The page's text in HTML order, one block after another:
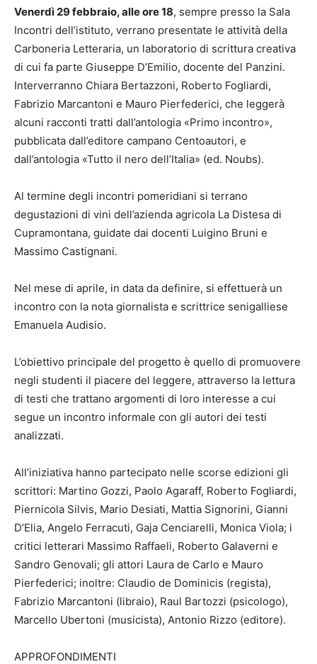
Venerdì 29 febbraio, alle ore 18, sempre presso la Sala
Incontri dell’istituto, verrano presentate le attività della
Carboneria Letteraria, un laboratorio di scrittura creativa
di cui fa parte Giuseppe D’Emilio, docente del Panzini.
Interverranno Chiara Bertazzoni, Roberto Fogliardi,
Fabrizio Marcantoni e Mauro Pierfederici, che leggerà
alcuni racconti tratti dall’antologia «Primo incontro»,
pubblicata dall’editore campano Centoautori, e
dall’antologia «Tutto il nero dell’Italia» (ed. Noubs).
Al termine degli incontri pomeridiani si terrano
degustazioni di vini dell’azienda agricola La Distesa di
Cupramontana, guidate dai docenti Luigino Bruni e
Massimo Castignani.
Nel mese di aprile, in data da definire, si effettuerà un
incontro con la nota giornalista e scrittrice senigalliese
Emanuela Audisio.
L’obiettivo principale del progetto è quello di promuovere
negli studenti il piacere del leggere, attraverso la lettura
di testi che trattano argomenti di loro interesse a cui
segue un incontro informale con gli autori dei testi
analizzati.
All’iniziativa hanno partecipato nelle scorse edizioni gli
scrittori: Martino Gozzi, Paolo Agaraff, Roberto Fogliardi,
Piernicola Silvis, Mario Desiati, Mattia Signorini, Gianni
D’Elia, Angelo Ferracuti, Gaja Cenciarelli, Monica Viola; i
critici letterari Massimo Raffaeli, Roberto Galaverni e
Sandro Genovali; gli attori Laura de Carlo e Mauro
Pierfederici; inoltre: Claudio de Dominicis (regista),
Fabrizio Marcantoni (libraio), Raul Bartozzi (psicologo),
Marcello Ubertoni (musicista), Antonio Rizzo (editore).
APPROFONDIMENTI